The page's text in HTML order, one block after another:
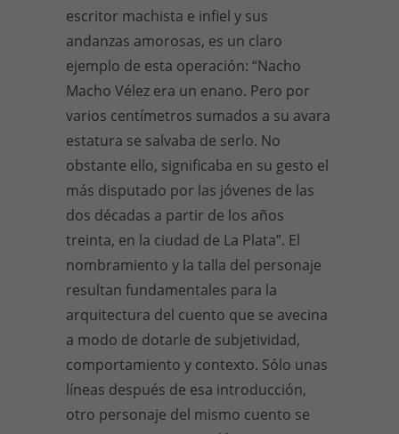
escritor machista e infiel y sus
andanzas amorosas, es un claro
ejemplo de esta operación: “Nacho
Macho Vélez era un enano. Pero por
varios centímetros sumados a su avara
estatura se salvaba de serlo. No
obstante ello, significaba en su gesto el
más disputado por las jóvenes de las
dos décadas a partir de los años
treinta, en la ciudad de La Plata”. El
nombramiento y la talla del personaje
resultan fundamentales para la
arquitectura del cuento que se avecina
a modo de dotarle de subjetividad,
comportamiento y contexto. Sólo unas
líneas después de esa introducción,
otro personaje del mismo cuento se